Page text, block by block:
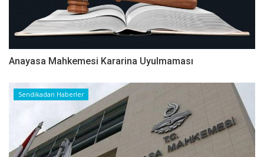
Anayasa Mahkemesi Kararina Uyulmaması
Sendikadan Haberler